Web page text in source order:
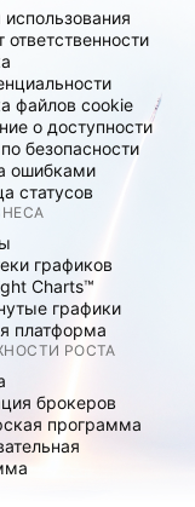
использования
ответственности
файлов cookie
о доступности
безопасности
ошибками
статусов
графиков
Charts™
графики
платформа
РОСТА
брокеров
программа